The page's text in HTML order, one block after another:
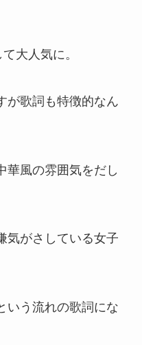
大人気に。
が歌詞も特徴的なん
華風の雰囲気をだし
気がさしている女子
いう流れの歌詞にな